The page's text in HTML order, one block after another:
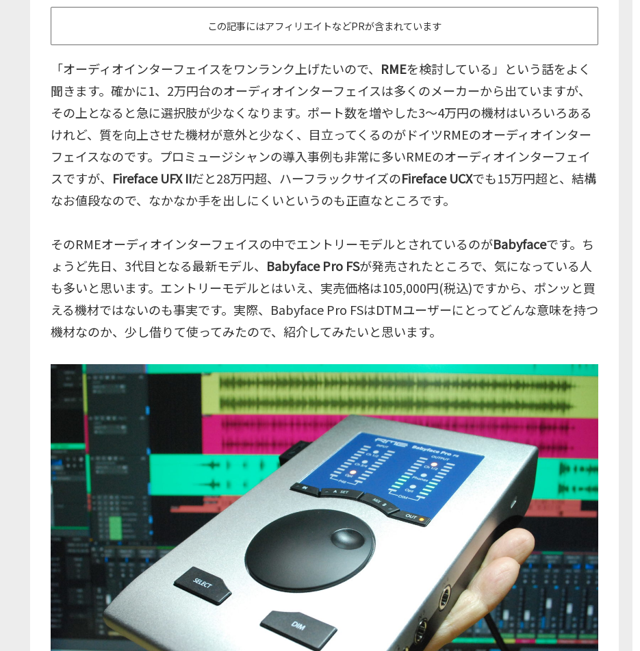
この記事にはアフィリエイトなどPRが含まれています
「オーディオインターフェイスをワンランク上げたいので、 RMEを検討している」という話をよく
聞きます。確かに1、2万円台のオーディオインターフェイスは多くのメーカーから出ていますが、
その上となると急に選択肢が少なくなります。ポート数を増やした3～4万円の機材はいろいろある
けれど、質を向上させた機材が意外と少なく、目立ってくるのがドイツRMEのオーディオインター
フェイスなのです。プロミュージシャンの導入事例も非常に多いRMEのオーディオインターフェイ
スですが、 Fireface UFX IIだと28万円超、ハーフラックサイズのFireface UCXでも15万円超と、結構
なお値段なので、なかなか手を出しにくいというのも正直なところです。
そのRMEオーディオインターフェイスの中でエントリーモデルとされているのがBabyfaceです。ち
ょうど先日、3代目となる最新モデル、 Babyface Pro FSが発売されたところで、気になっている人
も多いと思います。エントリーモデルとはいえ、実売価格は105,000円(税込)ですから、ポンッと買
える機材ではないのも事実です。実際、Babyface Pro FSはDTMユーザーにとってどんな意味を持つ
機材なのか、少し借りて使ってみたので、紹介してみたいと思います。